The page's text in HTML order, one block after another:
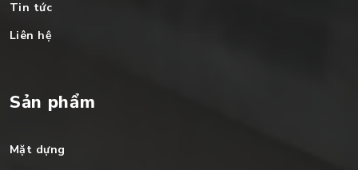
Tin tức
Liên hệ
Sản phẩm
Mặt dựng